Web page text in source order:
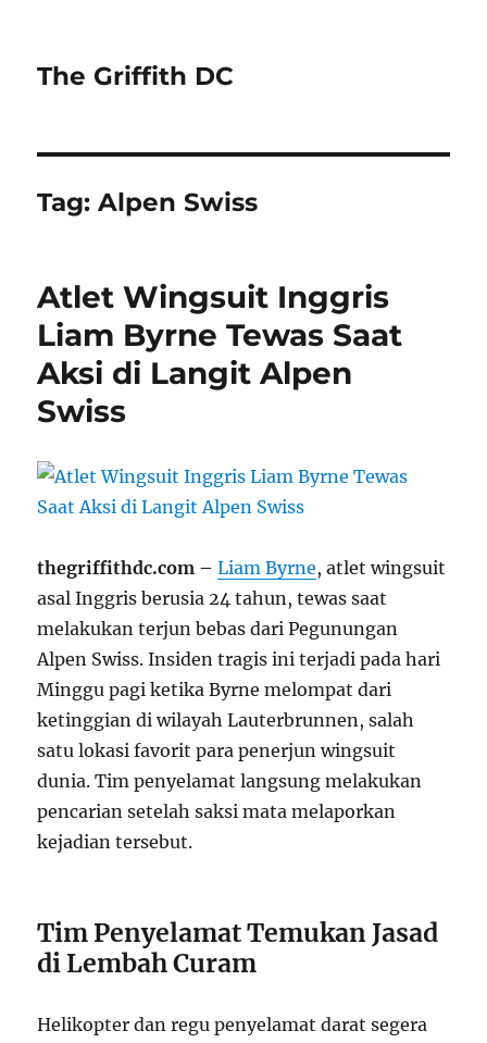
The Griffith DC
Tag:Alpen Swiss
Atlet Wingsuit Inggris
Liam Byrne Tewas Saat
Aksi di Langit Alpen
Swiss
thegriffithdc.com – Liam Byrne, atlet wingsuit
asal Inggris berusia 24 tahun, tewas saat
melakukan terjun bebas dari Pegunungan
Alpen Swiss. Insiden tragis ini terjadi pada hari
Minggu pagi ketika Byrne melompat dari
ketinggian di wilayah Lauterbrunnen, salah
satu lokasi favorit para penerjun wingsuit
dunia. Tim penyelamat langsung melakukan
pencarian setelah saksi mata melaporkan
kejadian tersebut.
Tim Penyelamat Temukan Jasad
di Lembah Curam
Helikopter dan regu penyelamat darat segera